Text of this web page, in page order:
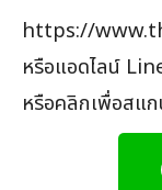
https://
หรือแอดไลน์
หรือคลิกเพื่อสแก